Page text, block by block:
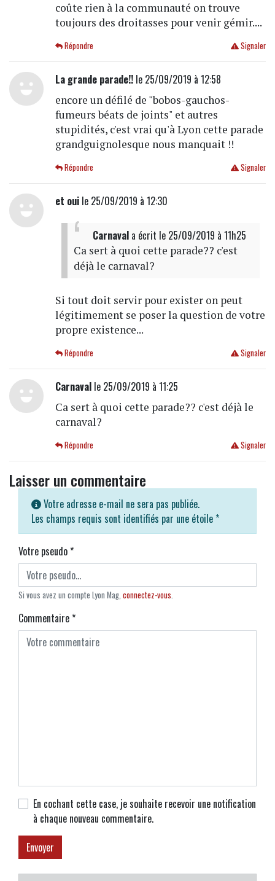
coûte rien à la communauté on trouve
toujours des droitasses pour venir gémir....
Signaler
Répondre
La grande parade!!le 25/09/2019 à 12:58
encore un défilé de "bobos-gauchos-
fumeurs béats de joints" et autres
stupidités, c'est vrai qu'à Lyon cette parade
grandguignolesque nous manquait !!
Signaler
Répondre
et ouile 25/09/2019 à 12:30
Carnavala écrit le 25/09/2019 à 11h25
Ca sert à quoi cette parade?? c'est
déjà le carnaval?
Si tout doit servir pour exister on peut
légitimement se poser la question de votre
propre existence...
Signaler
Répondre
Carnavalle 25/09/2019 à 11:25
Ca sert à quoi cette parade?? c'est déjà le
carnaval?
Signaler
Répondre
Laisser un commentaire
Votre adresse e-mail ne sera pas publiée.
Les champs requis sont identifiés par une étoile *
Votre pseudo*
Si vous avez un compte Lyon Mag, connectez-vous
Commentaire*
En cochant cette case, je souhaite recevoir une notification
à chaque nouveau commentaire.